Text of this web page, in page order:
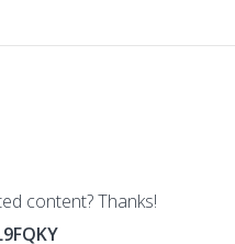
content? Thanks!